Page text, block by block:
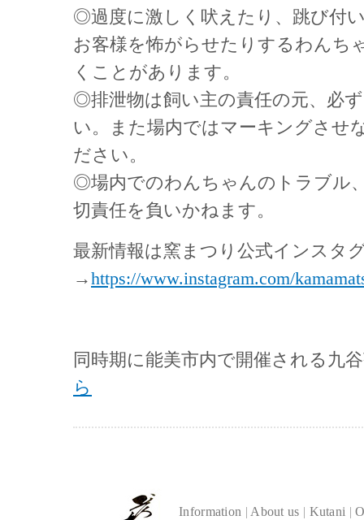
◎過度に激しく吠えたり、跳び付
お客様を怖がらせたりするわんち
くことがあります。
◎排泄物は飼い主の責任の元、必
い。また場内ではマーキングさせ
ださい。
◎場内でのわんちゃんのトラブル
切責任を負いかねます。
最新情報は窯まつり公式インスタ
→https://www.instagram.com/
同時期に能美市内で開催される九
ら
Information | About us | Kutani |